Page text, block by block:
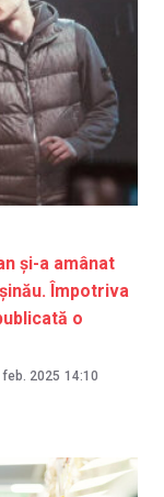
și-a amânat
Împotriva
o
feb. 2025 14:10